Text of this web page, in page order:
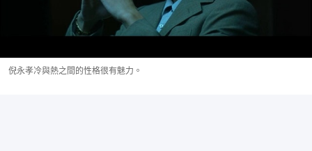
倪永孝冷與熱之間的性格很有魅力。